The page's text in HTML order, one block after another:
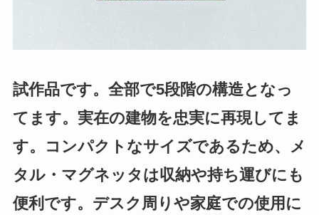
試作品です。全部で5段階の構造となっ
てます。実在の建物を忠実に再現してま
す。コンパクトなサイズであるため、メ
タル・マグネッタは収納や持ち運びにも
便利です。デスク周りや家庭での使用に